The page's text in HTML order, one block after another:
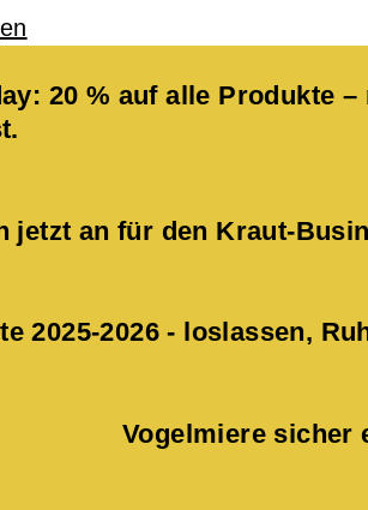
20 % auf alle Produkte
jetzt an für den Kraut-
2025-2026 - loslassen,
Vogelmiere sicher